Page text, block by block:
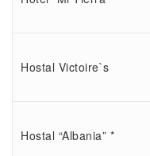
Hostal Victoire`s
Hostal “Albania” *